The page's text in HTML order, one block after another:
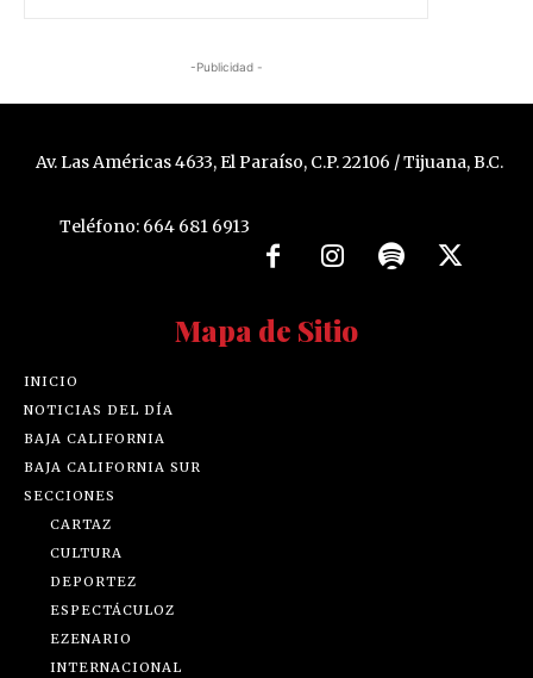
-Publicidad -
Av. Las Américas 4633, El Paraíso, C.P. 22106 / Tijuana, B.C.
Teléfono: 664 681 6913
Mapa de Sitio
INICIO
NOTICIAS DEL DÍA
BAJA CALIFORNIA
BAJA CALIFORNIA SUR
SECCIONES
CARTAZ
CULTURA
DEPORTEZ
ESPECTÁCULOZ
EZENARIO
INTERNACIONAL